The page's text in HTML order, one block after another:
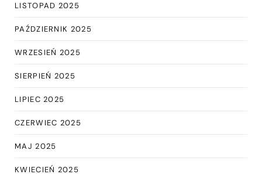
LISTOPAD 2025
PAŹDZIERNIK 2025
WRZESIEŃ 2025
SIERPIEŃ 2025
LIPIEC 2025
CZERWIEC 2025
MAJ 2025
KWIECIEŃ 2025